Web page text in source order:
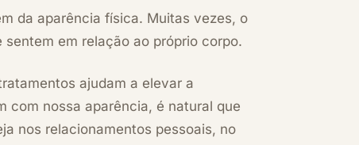
da aparência física. Muitas vezes, o
em relação ao próprio corpo.
ajudam a elevar a
com nossa aparência, é natural que
nos relacionamentos pessoais, no